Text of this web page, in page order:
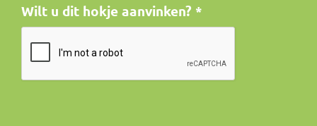
Wilt u dit hokje aanvinken? *